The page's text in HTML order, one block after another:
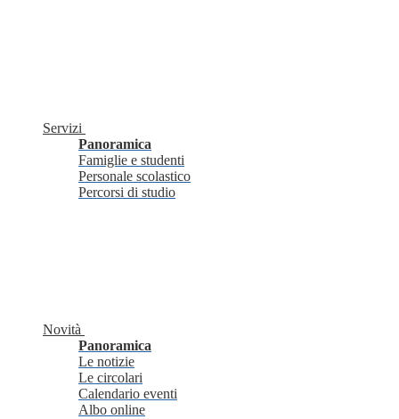
Servizi
Panoramica
Famiglie e studenti
Personale scolastico
Percorsi di studio
Novità
Panoramica
Le notizie
Le circolari
Calendario eventi
Albo online